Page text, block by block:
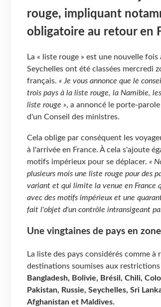
rouge, impliquant
obligatoire au retour en
La « liste rouge » est une nouvelle
Seychelles ont été classées mercredi
français. « Je vous annonce que le
trois pays à la liste rouge, la Namibie,
liste rouge », a annoncé le porte-
d'un Conseil des ministres.
Cela oblige par conséquent les
à l'arrivée en France. À cela s'ajoute
motifs impérieux pour se déplacer. «
plusieurs mois une liste rouge pour des
variant et qui limite la venue en France
avec des motifs impérieux et une
fait l'objet d'un contrôle intransigeant
Une vingtaines de pays en
La liste des pays considérés comme
destinations soumises aux restrictions
Bangladesh, Bolivie, Brésil, Chili,
Pakistan, Russie, Seychelles, Sri
Afghanistan et Maldives.